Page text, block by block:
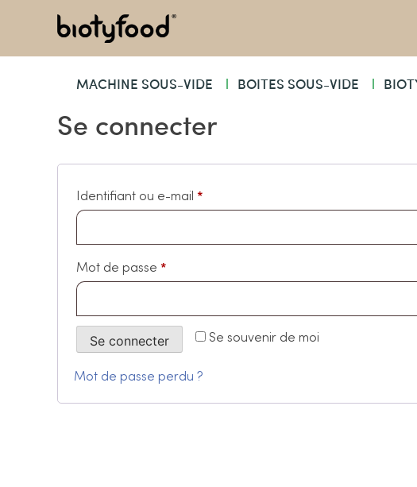
MACHINE SOUS-VIDE BOITES SOUS-VIDE
Se connecter
Identifiant ou e-mail *
Mot de passe *
Se souvenir de moi
Se connecter
Mot de passe perdu ?